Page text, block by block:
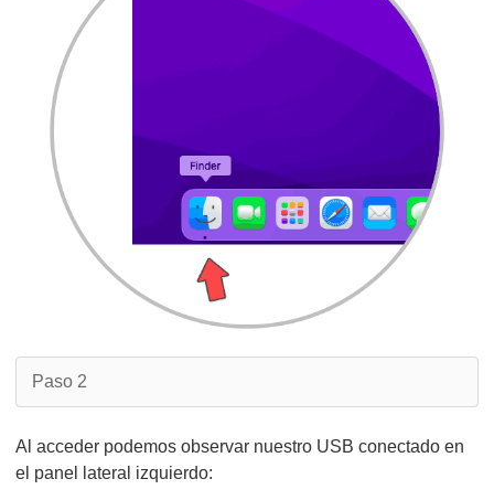
Paso 2
Al acceder podemos observar nuestro USB conectado en
el panel lateral izquierdo: